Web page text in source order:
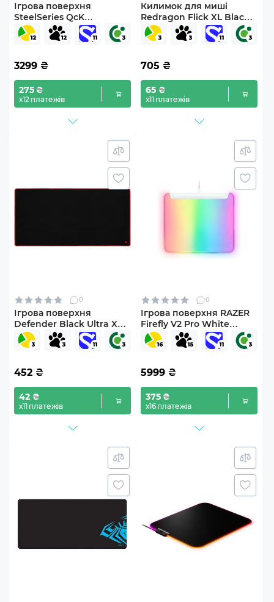
Ігрова поверхня
SteelSeries QcK
Performance XL Control
Black (63435)
3299 ₴
275 ₴
х12 платежів
Килимок для миші
Redragon Flick XL Black
(77990_Redragon)
705 ₴
65 ₴
х11 платежів
0
Ігрова поверхня
Defender Black Ultra XXL
(50564)
452 ₴
42 ₴
х11 платежів
0
Ігрова поверхня RAZER
Firefly V2 Pro White
(RZ02-01830200-R3M1)
5999 ₴
375 ₴
х16 платежів